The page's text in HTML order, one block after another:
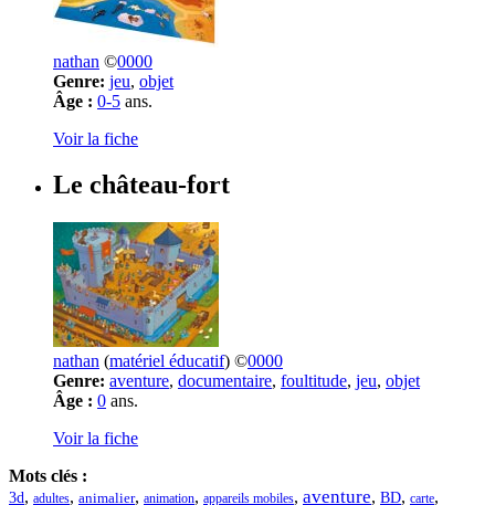
nathan ©0000
Genre: jeu, objet
Âge : 0-5 ans.
Voir la fiche
Le château-fort
nathan (matériel éducatif) ©0000
Genre: aventure, documentaire, foultitude, jeu, objet
Âge : 0 ans.
Voir la fiche
Mots clés :
3d, adultes, animalier, animation, appareils mobiles, aventure, BD, carte,